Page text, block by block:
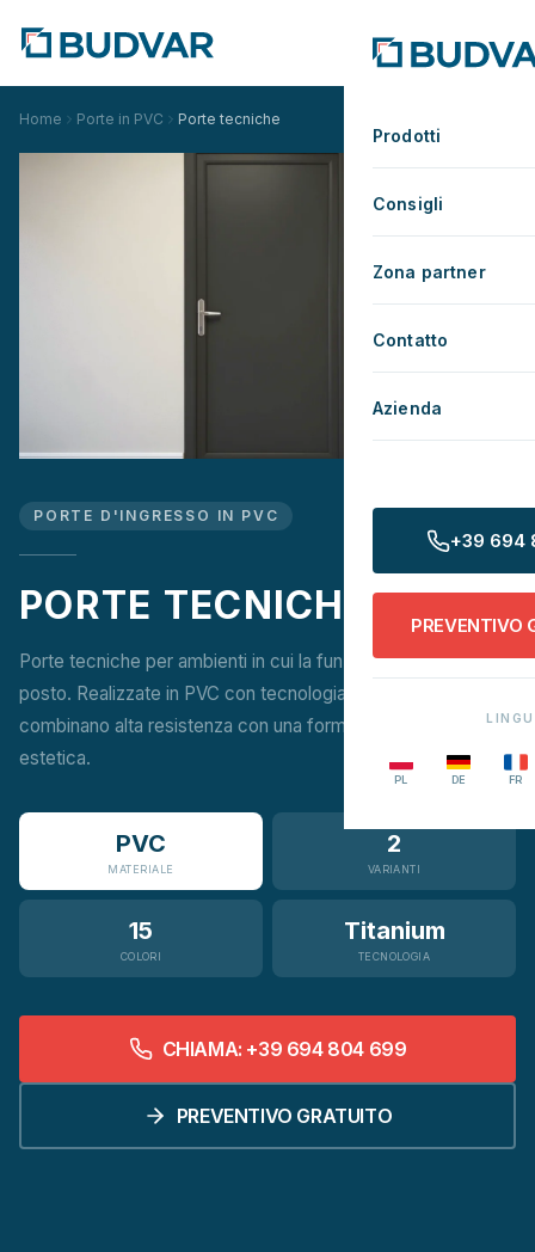
Prodotti
Consigli
Zona partner
Contatto
Azienda
+39 694
PREVENTIVO
PL DE FR
Home Porte in PVC Porte tecniche
PORTE D'INGRESSO IN PVC
PORTE TECNICHE
Porte tecniche per ambienti in cui la funzionalità è al primo
posto. Realizzate in PVC con tecnologia Titanium —
combinano alta resistenza con una forma semplice ed
estetica.
PVC
MATERIALE
2
VARIANTI
15
COLORI
Titanium
TECNOLOGIA
CHIAMA: +39 694 804 699
PREVENTIVO GRATUITO